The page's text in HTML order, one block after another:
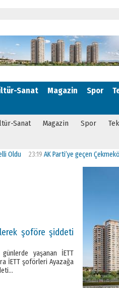
Sanat Magazin Spor
Sanat Magazin Spor
23:19AK Parti’ye geçen Çekmeköy
şoföre şiddeti
yaşanan İETT
İETT şoförleri Ayazağa